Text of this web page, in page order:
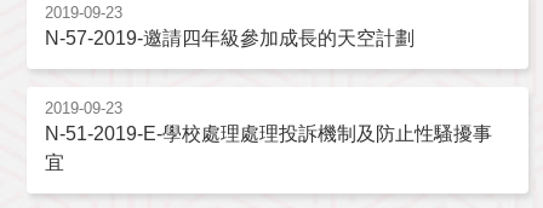
2019-09-23
N-57-2019-邀請四年級參加成長的天空計劃
2019-09-23
N-51-2019-E-學校處理處理投訴機制及防止性騷擾事
宜